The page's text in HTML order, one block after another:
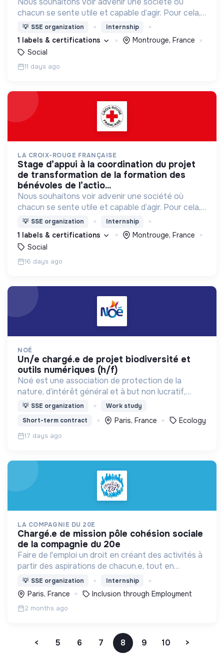
chacun se sente utile et capable d’agir. Pour cela,
nous proposons des moyens et des lieux
d’engagement innovants et adaptés à tous.
💡 SSE organization Internship
1 labels & certifications
Montrouge, France
Social
11 days ago
LA CROIX-ROUGE FRANÇAISE
stage d’appui à la coordination du projet
de transformation de la formation des
bénévoles de l’actio...
Nous souhaitons voir advenir une société où
chacun se sente utile et capable d’agir. Pour cela,
nous proposons des moyens et des lieux
d’engagement innovants et adaptés à tous.
💡 SSE organization Internship
1 labels & certifications
Montrouge, France
Social
16 days ago
NOÉ
un/e chargé.e de projet biodiversité et
outils numériques (h/f)
Noé est une association de protection de la
nature, d’intérêt général et à but non lucratif,
créée en 2001. Elle déploie en France et à
l’international des actions de sauvegarde de la
biodiversité.
💡 SSE organization
Work study
Short-term contract
Paris, France Ecology
17 days ago
LA COMPAGNIE DU 20E
chargé.e de mission pôle cohésion sociale
de la compagnie du 20e
Faire de l'emploi un droit en créant des activités à
partir des aspirations de chacun.e, tout en
apportant des solutions innovantes aux besoins
d'un territoire.
💡 SSE organization Internship
Paris, France Inclusion through Employment
2 months ago
< 5 6 7 8 9 10 >